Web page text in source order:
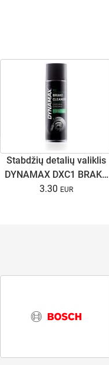
Stabdžių detalių valiklis
DYNAMAX DXC1 BRAKE
CLEANER 500ml
3.30